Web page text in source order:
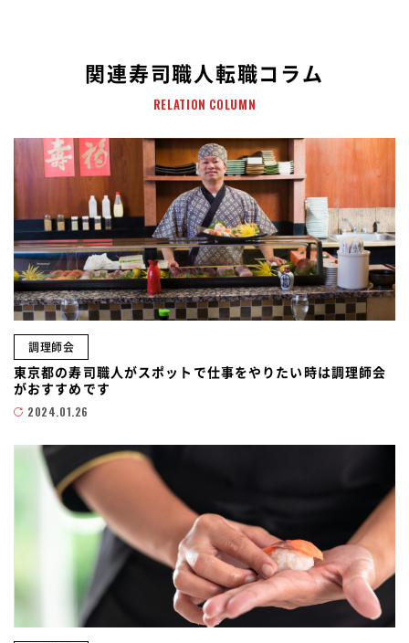
関連寿司職人転職コラム
RELATION COLUMN
調理師会
東京都の寿司職人がスポットで仕事をやりたい時は調理師会
がおすすめです
2024.01.26